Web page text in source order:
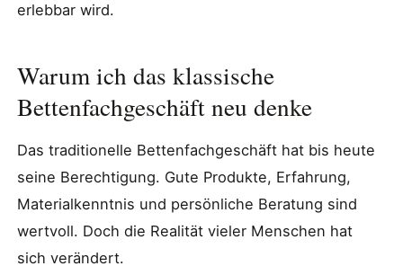
erlebbar wird.
Warum ich das klassische
Bettenfachgeschäft neu denke
Das traditionelle Bettenfachgeschäft hat bis heute
seine Berechtigung. Gute Produkte, Erfahrung,
Materialkenntnis und persönliche Beratung sind
wertvoll. Doch die Realität vieler Menschen hat
sich verändert.